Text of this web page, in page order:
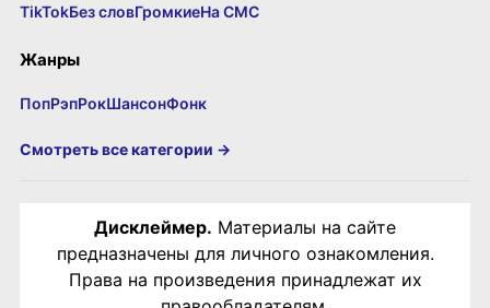
TikTokБез словГромкиеНа СМС
Жанры
ПопРэпРокШансонФонк
Смотреть все категории →
Дисклеймер. Материалы на сайте
предназначены для личного ознакомления.
Права на произведения принадлежат их